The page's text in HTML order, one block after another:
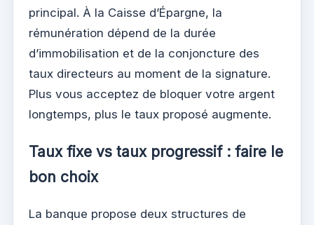
principal. À la Caisse d’Épargne, la
rémunération dépend de la durée
d’immobilisation et de la conjoncture des
taux directeurs au moment de la signature.
Plus vous acceptez de bloquer votre argent
longtemps, plus le taux proposé augmente.
Taux fixe vs taux progressif : faire le
bon choix
La banque propose deux structures de